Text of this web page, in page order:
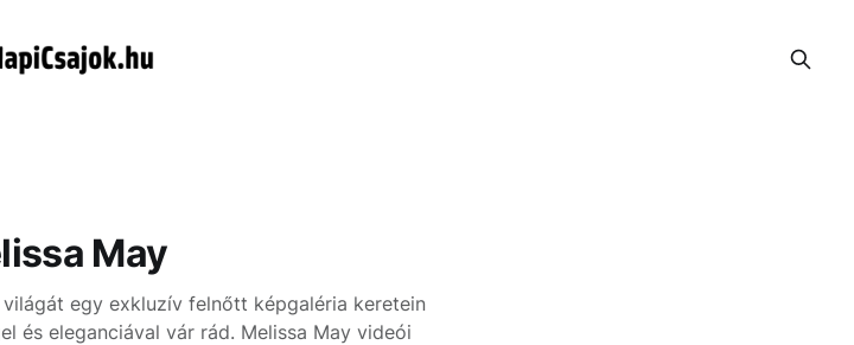
May
egy exkluzív felnőtt képgaléria keretein
és eleganciával vár rád. Melissa May videói